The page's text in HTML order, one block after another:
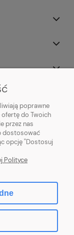
12A, 05-604
Tel: 518 419 813 |
poprawne
do Twoich
przez nas
dostosować
opcję "Dostosuj
Polityce